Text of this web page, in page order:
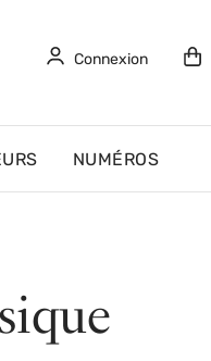
Connexion
NUMÉROS